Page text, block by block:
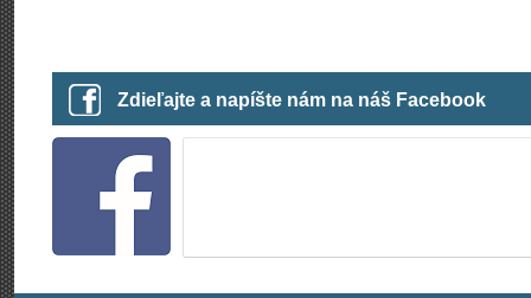
Zdieľajte a napíšte nám na náš Facebook